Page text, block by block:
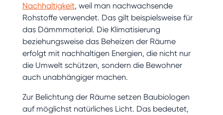
Nachhaltigkeit, weil man nachwachsende
Rohstoffe verwendet. Das gilt beispielsweise für
das Dämmmaterial. Die Klimatisierung
beziehungsweise das Beheizen der Räume
erfolgt mit nachhaltigen Energien, die nicht nur
die Umwelt schützen, sondern die Bewohner
auch unabhängiger machen.
Zur Belichtung der Räume setzen Baubiologen
auf möglichst natürliches Licht. Das bedeutet,